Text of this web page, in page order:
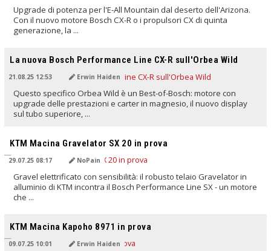
Upgrade di potenza per l'E-All Mountain dal deserto dell'Arizona.
Con il nuovo motore Bosch CX-R o i propulsori CX di quinta
generazione, la ...
La nuova Bosch Performance Line CX-R sull'Orbea Wild
21.08.25 12:53 Erwin Haiden
Questo specifico Orbea Wild è un Best-of-Bosch: motore con
upgrade delle prestazioni e carter in magnesio, il nuovo display
sul tubo superiore, ...
KTM Macina Gravelator SX 20 in prova
29.07.25 08:17 NoPain
Gravel elettrificato con sensibilità: il robusto telaio Gravelator in
alluminio di KTM incontra il Bosch Performance Line SX - un motore
che ...
KTM Macina Kapoho 8971 in prova
09.07.25 10:01 Erwin Haiden